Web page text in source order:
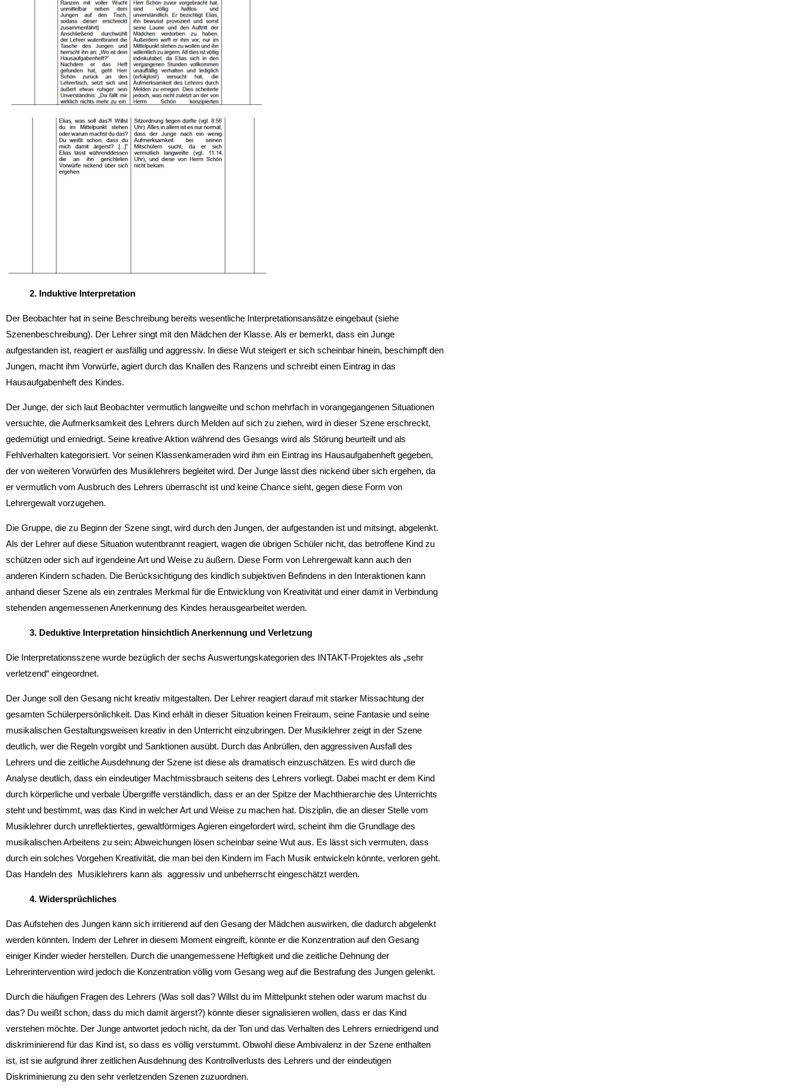
2. Induktive Interpretation
Der Beobachter hat in seine Beschreibung bereits wesentliche Interpretationsansätze eingebaut (siehe
Szenenbeschreibung). Der Lehrer singt mit den Mädchen der Klasse. Als er bemerkt, dass ein Junge
aufgestanden ist, reagiert er ausfällig und aggressiv. In diese Wut steigert er sich scheinbar hinein, beschimpft den
Jungen, macht ihm Vorwürfe, agiert durch das Knallen des Ranzens und schreibt einen Eintrag in das
Hausaufgabenheft des Kindes.
Der Junge, der sich laut Beobachter vermutlich langweilte und schon mehrfach in vorangegangenen Situationen
versuchte, die Aufmerksamkeit des Lehrers durch Melden auf sich zu ziehen, wird in dieser Szene erschreckt,
gedemütigt und erniedrigt. Seine kreative Aktion während des Gesangs wird als Störung beurteilt und als
Fehlverhalten kategorisiert. Vor seinen Klassenkameraden wird ihm ein Eintrag ins Hausaufgabenheft gegeben,
der von weiteren Vorwürfen des Musiklehrers begleitet wird. Der Junge lässt dies nickend über sich ergehen, da
er vermutlich vom Ausbruch des Lehrers überrascht ist und keine Chance sieht, gegen diese Form von
Lehrergewalt vorzugehen.
Die Gruppe, die zu Beginn der Szene singt, wird durch den Jungen, der aufgestanden ist und mitsingt, abgelenkt.
Als der Lehrer auf diese Situation wutentbrannt reagiert, wagen die übrigen Schüler nicht, das betroffene Kind zu
schützen oder sich auf irgendeine Art und Weise zu äußern. Diese Form von Lehrergewalt kann auch den
anderen Kindern schaden. Die Berücksichtigung des kindlich subjektiven Befindens in den Interaktionen kann
anhand dieser Szene als ein zentrales Merkmal für die Entwicklung von Kreativität und einer damit in Verbindung
stehenden angemessenen Anerkennung des Kindes herausgearbeitet werden.
3. Deduktive Interpretation hinsichtlich Anerkennung und Verletzung
Die Interpretationsszene wurde bezüglich der sechs Auswertungskategorien des INTAKT-Projektes als „sehr
verletzend“ eingeordnet.
Der Junge soll den Gesang nicht kreativ mitgestalten. Der Lehrer reagiert darauf mit starker Missachtung der
gesamten Schülerpersönlichkeit. Das Kind erhält in dieser Situation keinen Freiraum, seine Fantasie und seine
musikalischen Gestaltungsweisen kreativ in den Unterricht einzubringen. Der Musiklehrer zeigt in der Szene
deutlich, wer die Regeln vorgibt und Sanktionen ausübt. Durch das Anbrüllen, den aggressiven Ausfall des
Lehrers und die zeitliche Ausdehnung der Szene ist diese als dramatisch einzuschätzen. Es wird durch die
Analyse deutlich, dass ein eindeutiger Machtmissbrauch seitens des Lehrers vorliegt. Dabei macht er dem Kind
durch körperliche und verbale Übergriffe verständlich, dass er an der Spitze der Machthierarchie des Unterrichts
steht und bestimmt, was das Kind in welcher Art und Weise zu machen hat. Disziplin, die an dieser Stelle vom
Musiklehrer durch unreflektiertes, gewaltförmiges Agieren eingefordert wird, scheint ihm die Grundlage des
musikalischen Arbeitens zu sein; Abweichungen lösen scheinbar seine Wut aus. Es lässt sich vermuten, dass
durch ein solches Vorgehen Kreativität, die man bei den Kindern im Fach Musik entwickeln könnte, verloren geht.
Das Handeln des Musiklehrers kann als aggressiv und unbeherrscht eingeschätzt werden.
4. Widersprüchliches
Das Aufstehen des Jungen kann sich irritierend auf den Gesang der Mädchen auswirken, die dadurch abgelenkt
werden könnten. Indem der Lehrer in diesem Moment eingreift, könnte er die Konzentration auf den Gesang
einiger Kinder wieder herstellen. Durch die unangemessene Heftigkeit und die zeitliche Dehnung der
Lehrerintervention wird jedoch die Konzentration völlig vom Gesang weg auf die Bestrafung des Jungen gelenkt.
Durch die häufigen Fragen des Lehrers (Was soll das? Willst du im Mittelpunkt stehen oder warum machst du
das? Du weißt schon, dass du mich damit ärgerst?) könnte dieser signalisieren wollen, dass er das Kind
verstehen möchte. Der Junge antwortet jedoch nicht, da der Ton und das Verhalten des Lehrers erniedrigend und
diskriminierend für das Kind ist, so dass es völlig verstummt. Obwohl diese Ambivalenz in der Szene enthalten
ist, ist sie aufgrund ihrer zeitlichen Ausdehnung des Kontrollverlusts des Lehrers und der eindeutigen
Diskriminierung zu den sehr verletzenden Szenen zuzuordnen.